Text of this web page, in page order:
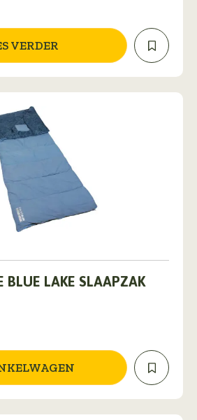
VERDER
BLUE LAKE SLAAPZAK